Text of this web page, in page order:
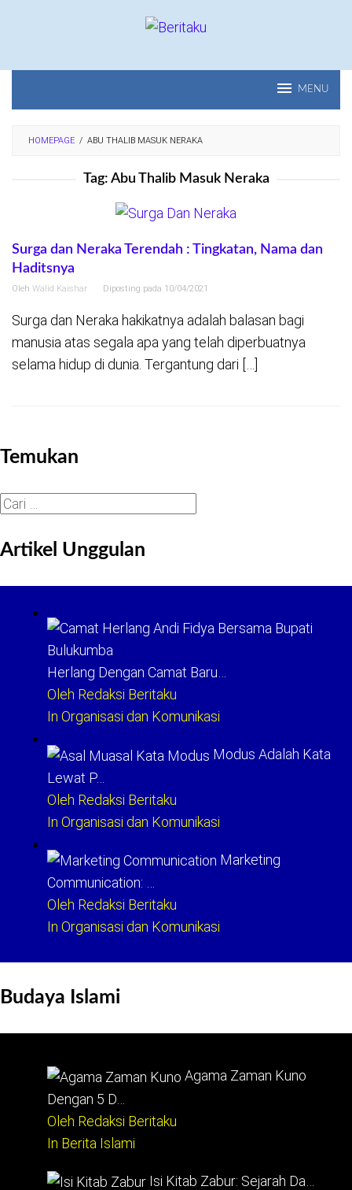
MENU
HOMEPAGE / ABU THALIB MASUK NERAKA
Tag: Abu Thalib Masuk Neraka
Surga dan Neraka Terendah : Tingkatan, Nama dan
Haditsnya
Oleh Walid Kaishar Diposting pada 10/04/2021
Surga dan Neraka hakikatnya adalah balasan bagi
manusia atas segala apa yang telah diperbuatnya
selama hidup di dunia. Tergantung dari […]
Temukan
Cari
Artikel Unggulan
Herlang Dengan Camat Baru…
Oleh Redaksi Beritaku
In Organisasi dan Komunikasi
Modus Adalah Kata
Lewat P…
Oleh Redaksi Beritaku
In Organisasi dan Komunikasi
Marketing
Communication: …
Oleh Redaksi Beritaku
In Organisasi dan Komunikasi
Budaya Islami
Agama Zaman Kuno
Dengan 5 D…
Oleh Redaksi Beritaku
In Berita Islami
Isi Kitab Zabur: Sejarah Da…